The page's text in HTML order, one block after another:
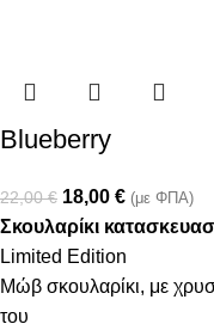
Blueberry
22,00€ 18,00 € (με ΦΠΑ)
Σκουλαρίκι
Limited Edition
Μώβ σκουλαρίκι, με
του